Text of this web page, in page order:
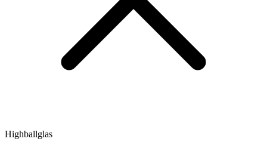
Highballglas